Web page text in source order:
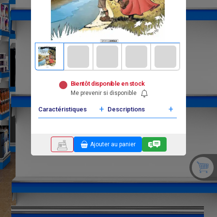
Bientôt disponible en stock
Me prevenir si disponible
Caractéristiques + Descriptions +
Ajouter au panier